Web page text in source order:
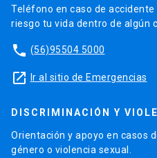
Teléfono en caso de
riesgo tu vida dentro de algún
phone (56)95504 5000
launch Ir al sitio de Emergencias
DISCRIMINACIÓN Y
Orientación y apoyo en casos
género o violencia sexual.